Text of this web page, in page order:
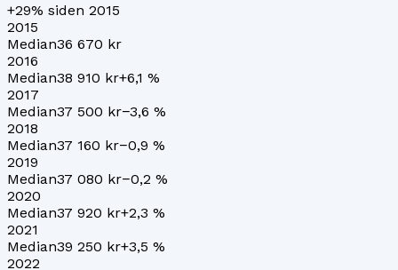
+29% siden 2015
2015
Median36 670 kr
2016
Median38 910 kr+6,1 %
2017
Median37 500 kr−3,6 %
2018
Median37 160 kr−0,9 %
2019
Median37 080 kr−0,2 %
2020
Median37 920 kr+2,3 %
2021
Median39 250 kr+3,5 %
2022